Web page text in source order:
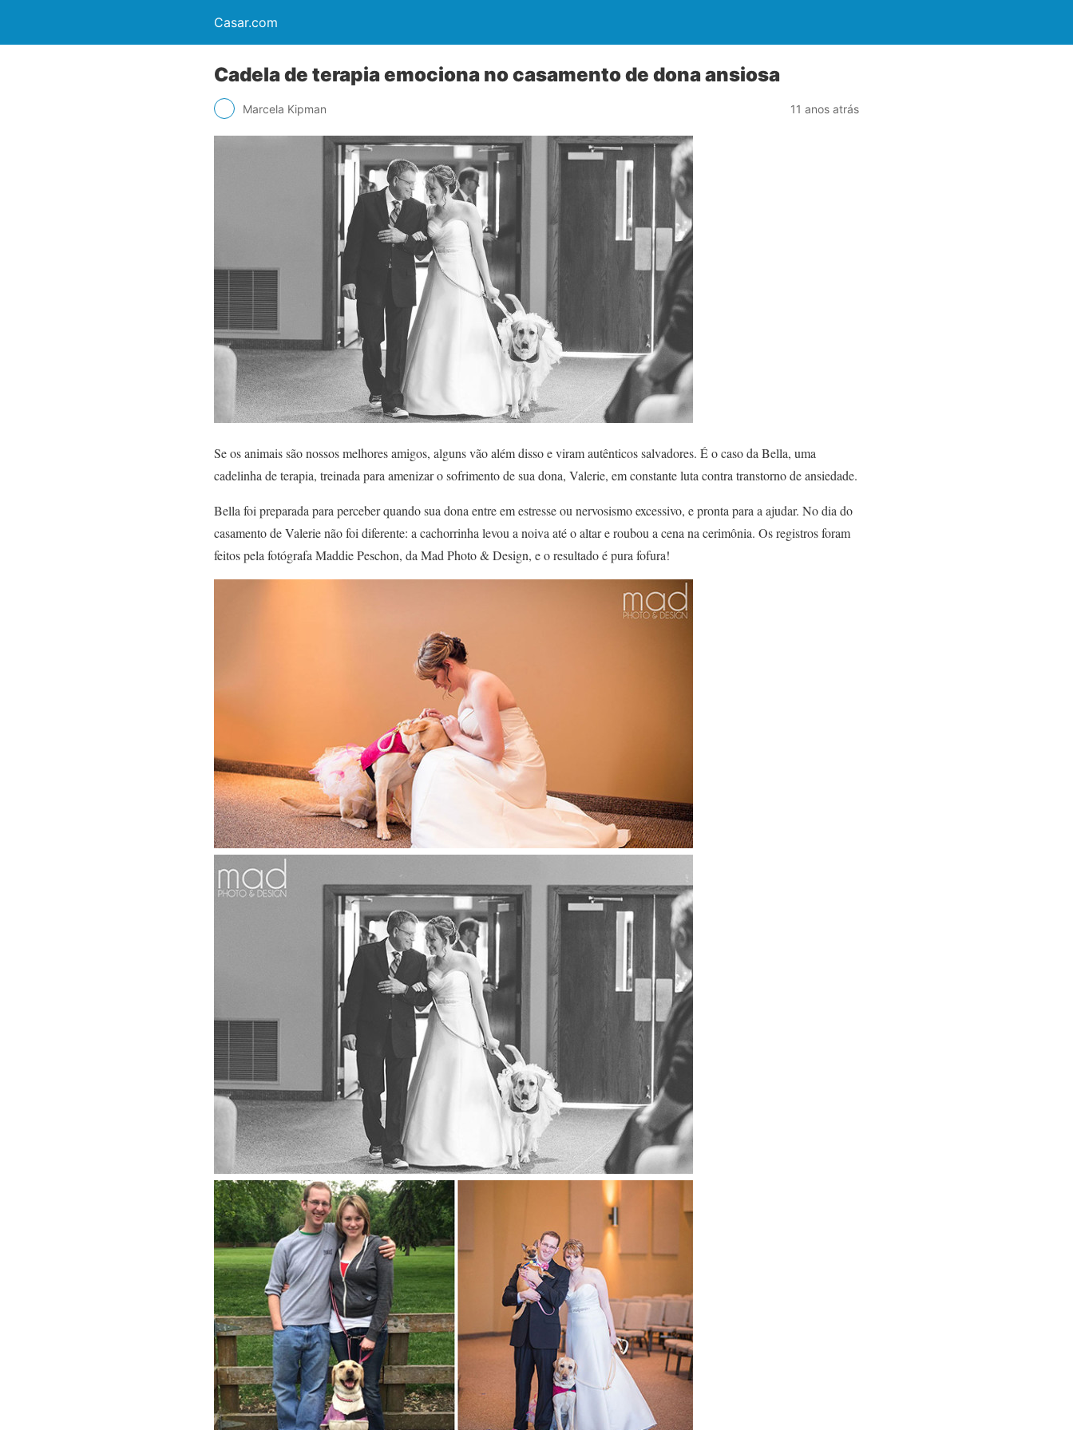
Casar.com
Cadela de terapia emociona no casamento de dona ansiosa
Marcela Kipman 11 anos atrás
Se os animais são nossos melhores amigos, alguns vão além disso e viram autênticos salvadores. É o caso da Bella, uma
cadelinha de terapia, treinada para amenizar o sofrimento de sua dona, Valerie, em constante luta contra transtorno de ansiedade.
Bella foi preparada para perceber quando sua dona entre em estresse ou nervosismo excessivo, e pronta para a ajudar. No dia do
casamento de Valerie não foi diferente: a cachorrinha levou a noiva até o altar e roubou a cena na cerimônia. Os registros foram
feitos pela fotógrafa Maddie Peschon, da Mad Photo & Design, e o resultado é pura fofura!